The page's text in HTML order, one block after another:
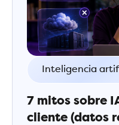
Inteligencia
7 mitos sobre
cliente (datos